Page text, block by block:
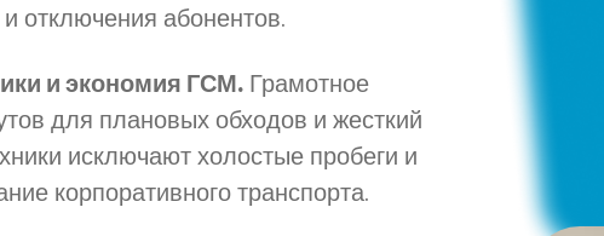
отключения абонентов.
и экономия ГСМ. Грамотное
для плановых обходов и жесткий
исключают холостые пробеги и
корпоративного транспорта.